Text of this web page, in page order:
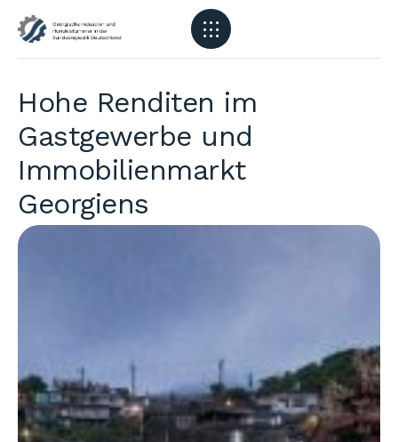
Hohe Renditen im
Gastgewerbe und
Immobilienmarkt
Georgiens